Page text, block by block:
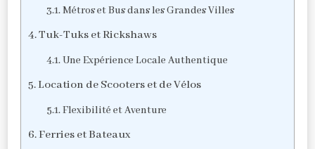
Métros et Bus dans les Grandes Villes
Tuk-Tuks et Rickshaws
Une Expérience Locale Authentique
Location de Scooters et de Vélos
Flexibilité et Aventure
Ferries et Bateaux